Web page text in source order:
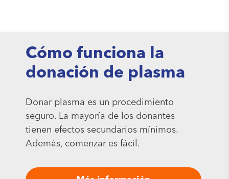
Cómo funciona la
donación de plasma
Donar plasma es un procedimiento
seguro. La mayoría de los donantes
tienen efectos secundarios mínimos.
Además, comenzar es fácil.